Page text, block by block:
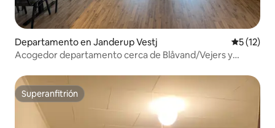
Departamento en Janderup Vestj
5 (12)
Acogedor departamento cerca de Blåvand/Vejers y
Superanfitrión
Superanfitrión